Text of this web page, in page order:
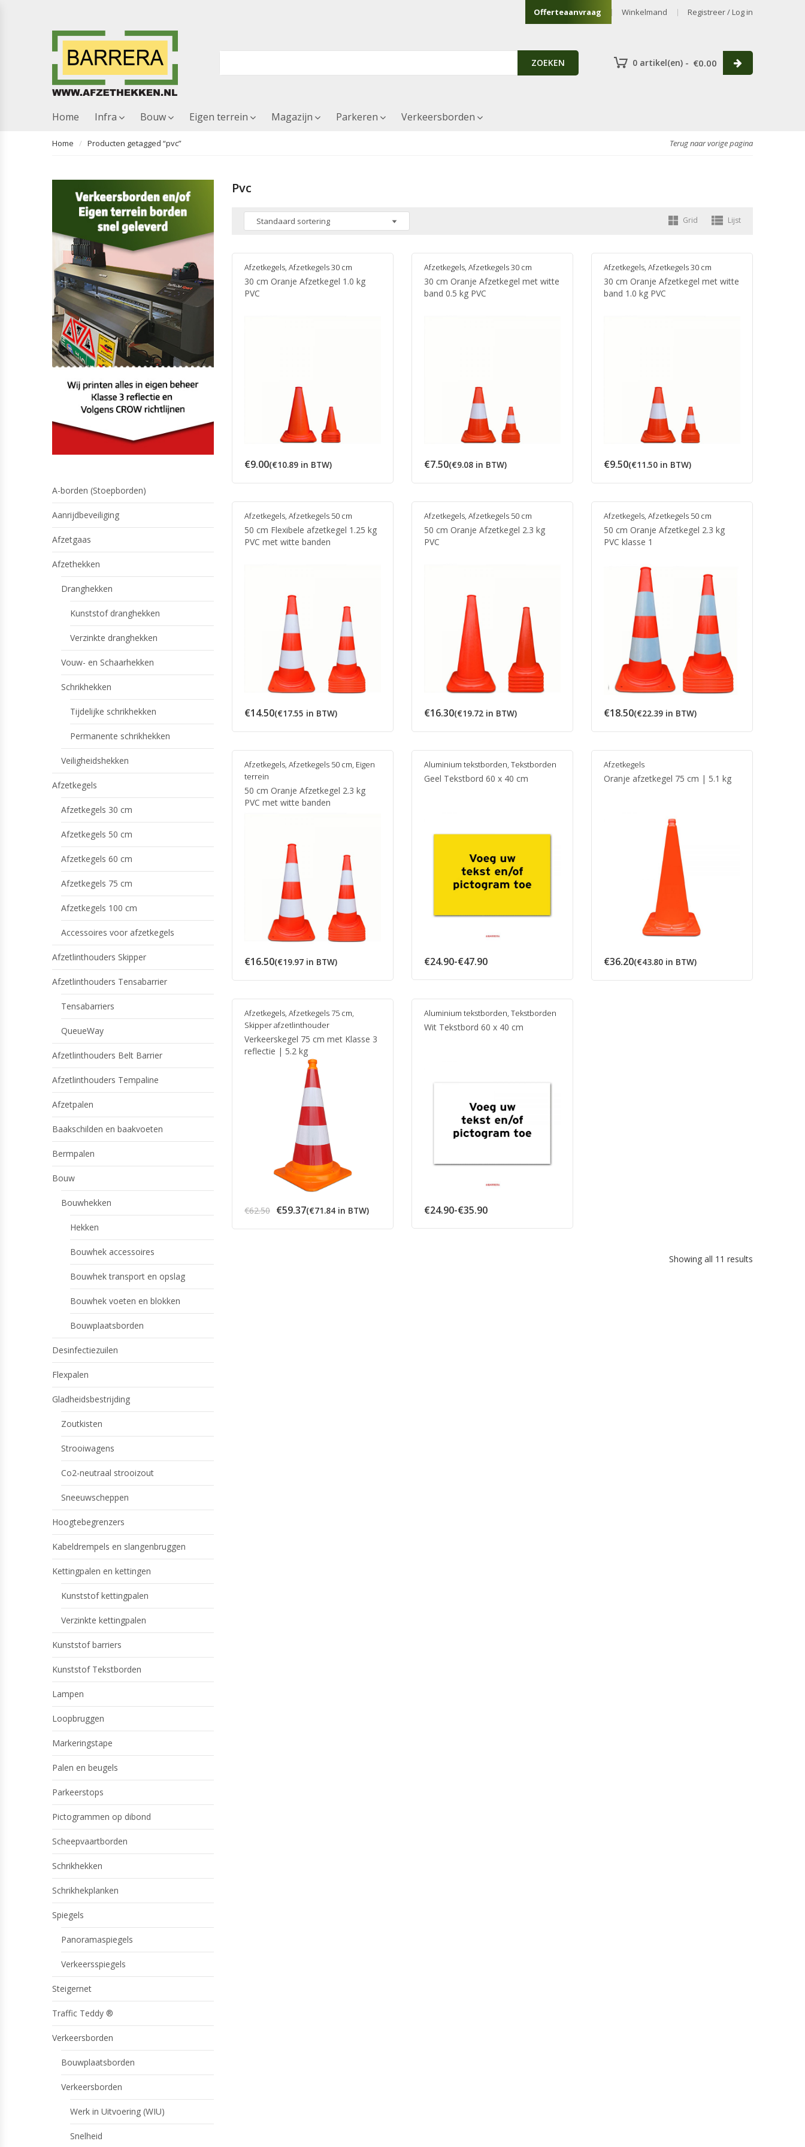
Offerteaanvraag Winkelmand Registreer / Log in
ZOEKEN 0 artikel(en) - €0.00
Home Infra Bouw Eigen terrein Magazijn Parkeren Verkeersborden
Home Producten getagged “pvc” Terug naar vorige pagina
Pvc
Grid Lijst
Afzetkegels, Afzetkegels 30 cm
30 cm Oranje Afzetkegel 1.0 kg
PVC
€9.00(€10.89 in BTW)
Afzetkegels, Afzetkegels 30 cm
30 cm Oranje Afzetkegel met witte
band 0.5 kg PVC
€7.50(€9.08in BTW)
Afzetkegels, Afzetkegels 30 cm
30 cm Oranje Afzetkegel met witte
band 1.0 kg PVC
€9.50(€11.50in BTW)
Afzetkegels, Afzetkegels 50 cm
50 cm Flexibele afzetkegel 1.25 kg
PVC met witte banden
€14.50(€17.55 in BTW)
Afzetkegels, Afzetkegels 50 cm
50 cm Oranje Afzetkegel 2.3 kg
PVC
€16.30(€19.72in BTW)
Afzetkegels, Afzetkegels 50 cm
50 cm Oranje Afzetkegel 2.3 kg
PVC klasse 1
€18.50(€22.39in BTW)
Afzetkegels, Afzetkegels 50 cm, Eigen
terrein
50 cm Oranje Afzetkegel 2.3 kg
PVC met witte banden
€16.50(€19.97 in BTW)
Aluminium tekstborden, Tekstborden
Geel Tekstbord 60 x 40 cm
€24.90-€47.90Prijsklasse:
€47.90
Afzetkegels
Oranje afzetkegel 75 cm | 5.1 kg
€36.20(€43.80in BTW)
Afzetkegels, Afzetkegels 75 cm,
Skipper afzetlinthouder
Verkeerskegel 75 cm met Klasse 3
reflectie | 5.2 kg
€62.50 Oorspronkelijke
was:
€59.37Huidige
is:
(€71.84 in BTW)
Aluminium tekstborden, Tekstborden
Wit Tekstbord 60 x 40 cm
€24.90-€35.90Prijsklasse:
Showing all 11 results
A-borden (Stoepborden)
Aanrijdbeveiliging
Afzetgaas
Afzethekken
Dranghekken
Kunststof dranghekken
Verzinkte dranghekken
Vouw- en Schaarhekken
Schrikhekken
Tijdelijke schrikhekken
Permanente schrikhekken
Veiligheidshekken
Afzetkegels
Afzetkegels 30 cm
Afzetkegels 50 cm
Afzetkegels 60 cm
Afzetkegels 75 cm
Afzetkegels 100 cm
Accessoires voor afzetkegels
Afzetlinthouders Skipper
Afzetlinthouders Tensabarrier
Tensabarriers
QueueWay
Afzetlinthouders Belt Barrier
Afzetlinthouders Tempaline
Afzetpalen
Baakschilden en baakvoeten
Bermpalen
Bouw
Bouwhekken
Hekken
Bouwhek accessoires
Bouwhek transport en opslag
Bouwhek voeten en blokken
Bouwplaatsborden
Desinfectiezuilen
Flexpalen
Gladheidsbestrijding
Zoutkisten
Strooiwagens
Co2-neutraal strooizout
Sneeuwscheppen
Hoogtebegrenzers
Kabeldrempels en slangenbruggen
Kettingpalen en kettingen
Kunststof kettingpalen
Verzinkte kettingpalen
Kunststof barriers
Kunststof Tekstborden
Lampen
Loopbruggen
Markeringstape
Palen en beugels
Parkeerstops
Pictogrammen op dibond
Scheepvaartborden
Schrikhekken
Schrikhekplanken
Spiegels
Panoramaspiegels
Verkeersspiegels
Steigernet
Traffic Teddy ®
Verkeersborden
Bouwplaatsborden
Verkeersborden
Werk in Uitvoering (WIU)
Snelheid